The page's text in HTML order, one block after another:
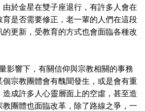
由於金星在雙子座退行，有許多人會在
育是否需要修正，老一輩的人們在這段
的更新，受教育的方式也會面臨各種改
影響下，有關信仰與宗教相關的事務
個宗教團體會有醜聞發生，或是會有重
成許多人心靈層面上的空虛，甚至造
教團體也面臨改革，除了路線之爭，一